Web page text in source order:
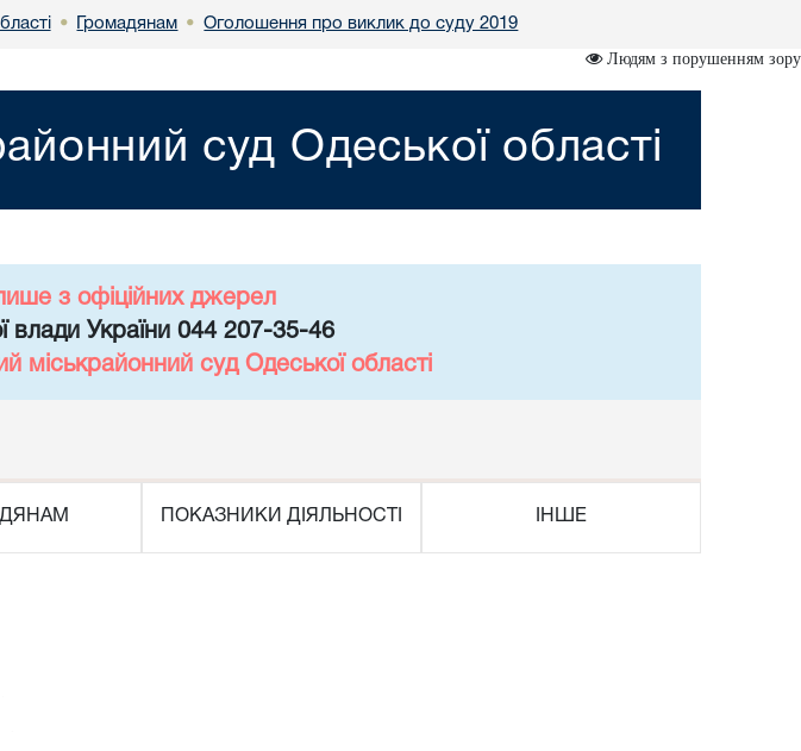
• Громадянам • Оголошення про виклик до суду 2019
Людям з порушенням зору
суд Одеської області
з офіційних джерел
влади України 044 207-35-46
міськрайонний суд Одеської області
ПОКАЗНИКИ ДІЯЛЬНОСТІ ІНШЕ